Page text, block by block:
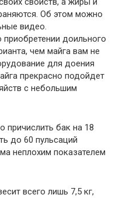
Об этом можно
видео.
доильного
чем майга вам не
для доения
прекрасно подойдет
с небольшим
причислить бак на 18
до 60 пульсаций
неплохим показателем
всего лишь 7,5 кг,